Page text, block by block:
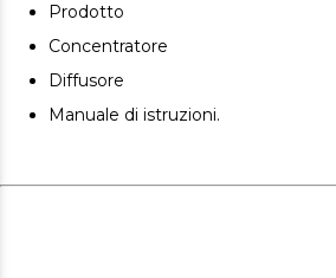
Prodotto
Concentratore
Diffusore
Manuale di istruzioni.